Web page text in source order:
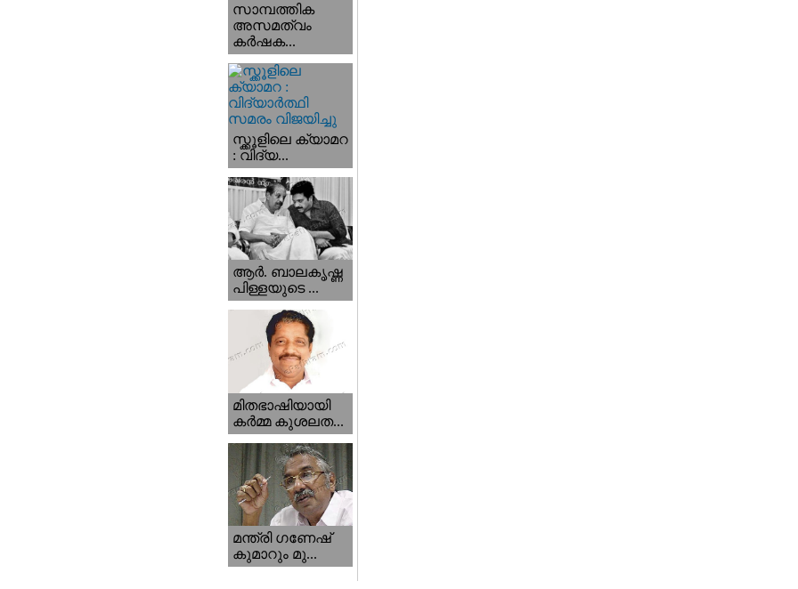
സാമ്പത്തിക
അസമത്വം
കര്‍ഷക...
സ്ക്കൂളിലെ ക്യാമറ
: വിദ്യ...
ആര്‍. ബാലകൃഷ്ണ
പിള്ളയുടെ ...
മിതഭാഷിയായി
കര്‍മ്മ കുശലത...
മന്ത്രി ഗണേഷ്‌
കുമാറും മു...